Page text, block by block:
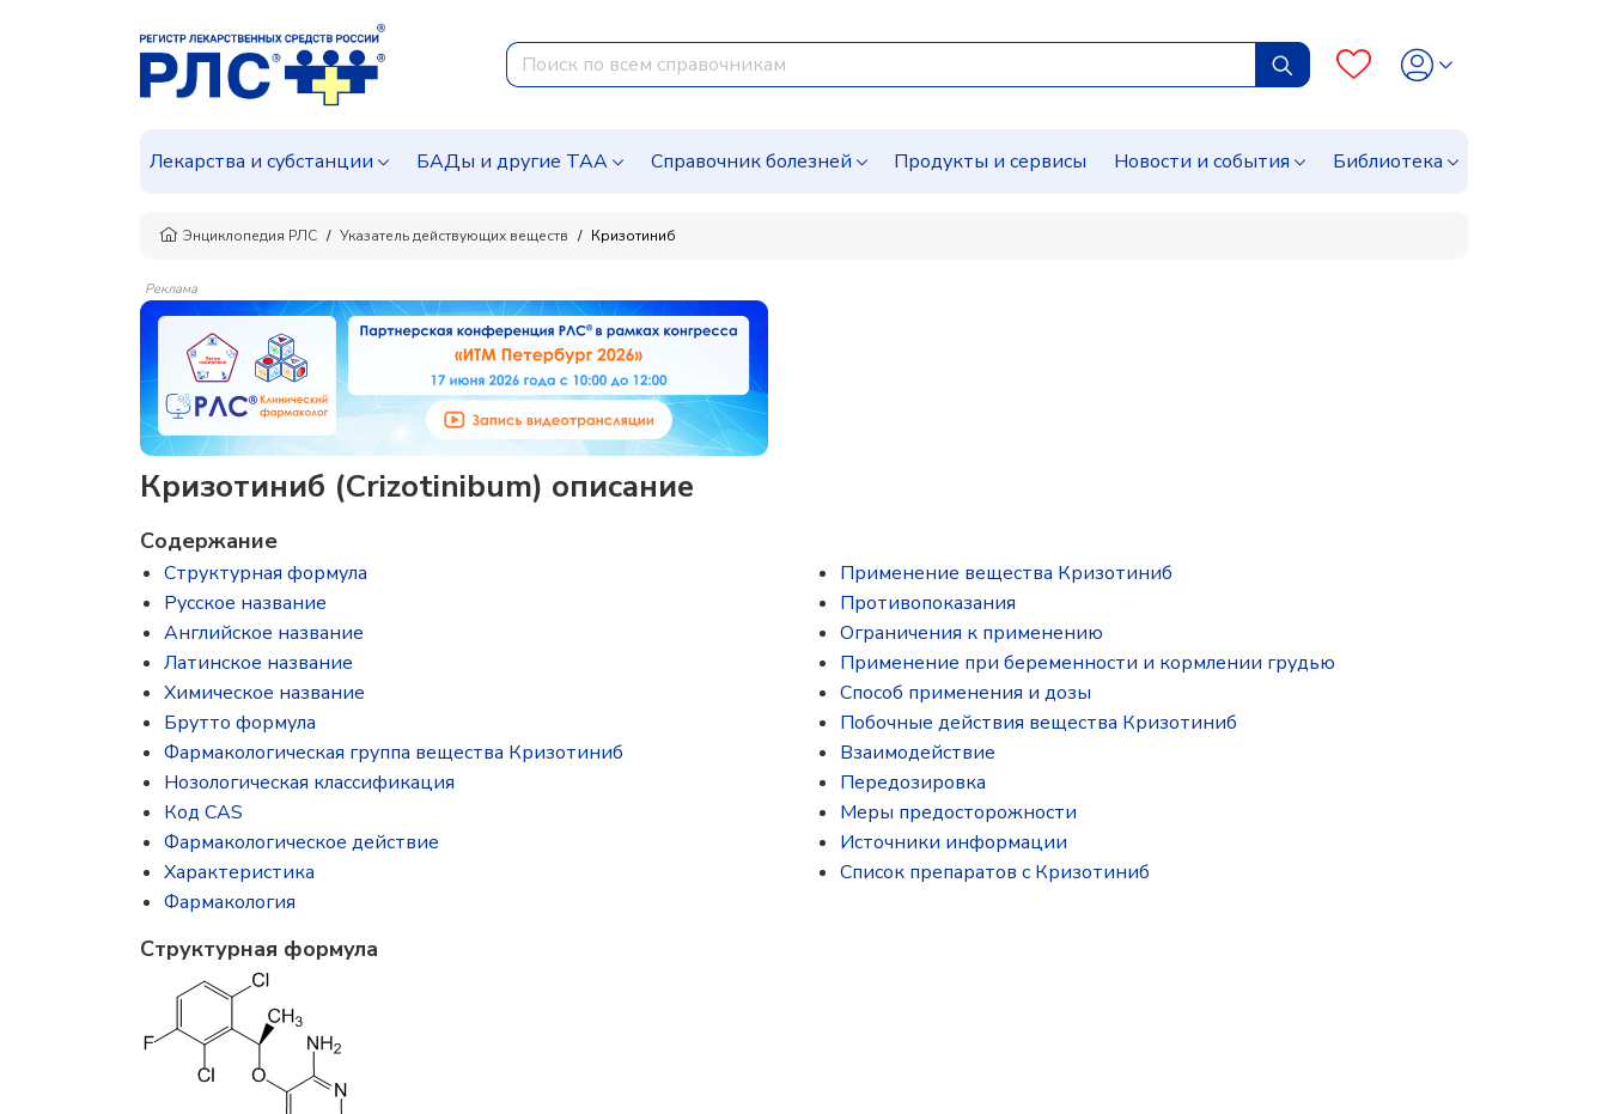
Лекарства и субстанции БАДы и другие ТАА Справочник болезней Продукты и сервисы Новости и события Библиотека
Энциклопедия РЛС Указатель действующих веществ Кризотиниб
Реклама
Кризотиниб (Crizotinibum) описание
Содержание
Структурная формула
Русское название
Английское название
Латинское название
Химическое название
Брутто формула
Фармакологическая группа вещества Кризотиниб
Нозологическая классификация
Код CAS
Фармакологическое действие
Характеристика
Фармакология
Применение вещества Кризотиниб
Противопоказания
Ограничения к применению
Применение при беременности и кормлении грудью
Способ применения и дозы
Побочные действия вещества Кризотиниб
Взаимодействие
Передозировка
Меры предосторожности
Источники информации
Список препаратов с Кризотиниб
Структурная формула